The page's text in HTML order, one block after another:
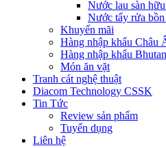
Nước lau sàn
Nước tẩy rửa
Khuyến mãi
Hàng nhập khẩu Châu
Hàng nhập khẩu Bhutan
Món ăn vặt
Tranh cát nghệ thuật
Diacom Technology CSSK
Tin Tức
Review sản phẩm
Tuyển dụng
Liên hệ